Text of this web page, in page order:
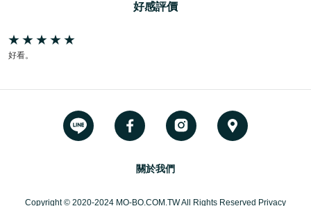
好感評價
好看。
關於我們
Copyright © 2020-2024 MO-BO.COM.TW All Rights Reserved Privacy